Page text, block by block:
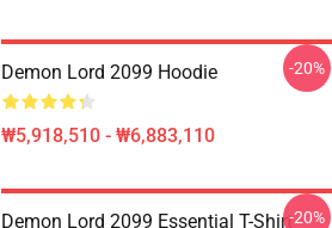
Demon Lord 2099 Hoodie
₩5,918,510 - ₩6,883,110
-20%
Demon Lord 2099 Essential T-Shirt-20%